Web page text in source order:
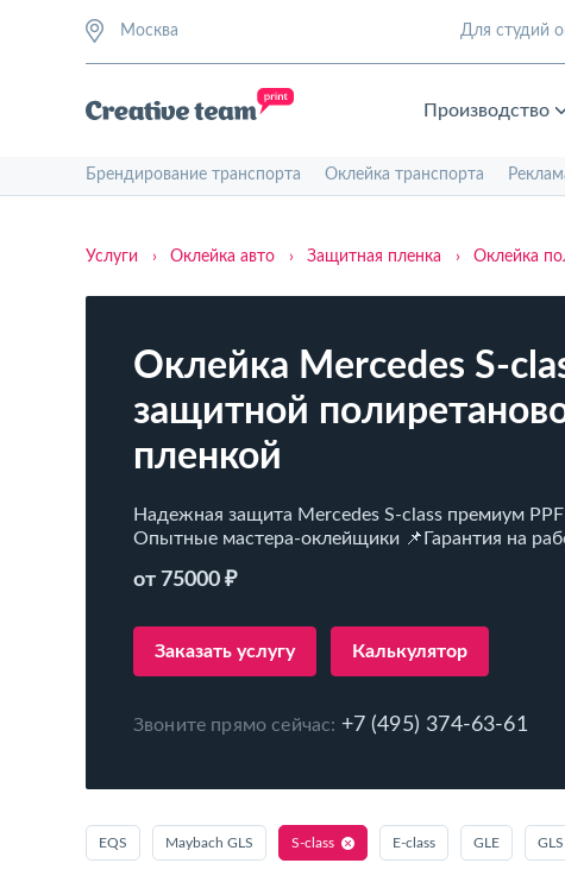
Москва Для студий
Производство
Брендирование транспорта Оклейка транспорта
Услуги › Оклейка авто › Защитная пленка › Оклейка
Оклейка ​Mercedes
защитной
пленкой
Надежная защита ​Mercedes S‑class премиум PPF
Опытные мастера-оклейщики 📌Гарантия на
от 75000 ₽
Заказать услугу Калькулятор
Звоните прямо сейчас: +7 (495) 374-63-61
EQS Maybach GLS S‑class E‑class GLE GLS